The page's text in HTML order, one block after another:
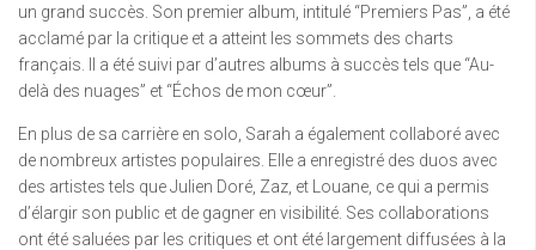
un grand succès. Son premier album, intitulé “Premiers Pas”, a été
acclamé par la critique et a atteint les sommets des charts
français. Il a été suivi par d’autres albums à succès tels que “Au-
delà des nuages” et “Échos de mon cœur”.
En plus de sa carrière en solo, Sarah a également collaboré avec
de nombreux artistes populaires. Elle a enregistré des duos avec
des artistes tels que Julien Doré, Zaz, et Louane, ce qui a permis
d’élargir son public et de gagner en visibilité. Ses collaborations
ont été saluées par les critiques et ont été largement diffusées à la